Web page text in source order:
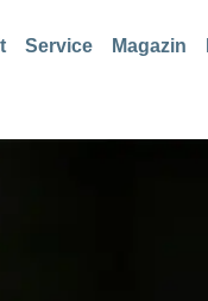
Service Magazin